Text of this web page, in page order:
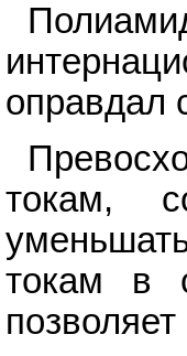
оправдал
токам,
токам в